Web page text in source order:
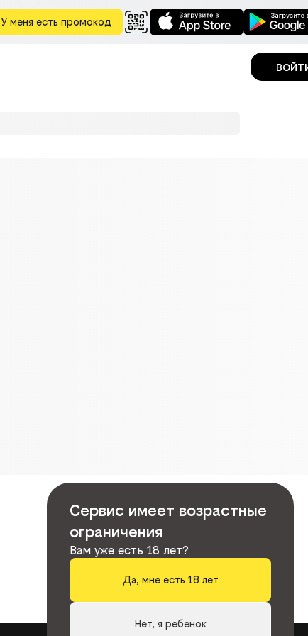
У меня есть промокод
Сервис имеет возрастные
ограничения
Вам уже есть 18 лет?
Да, мне есть 18 лет
Нет, я ребенок